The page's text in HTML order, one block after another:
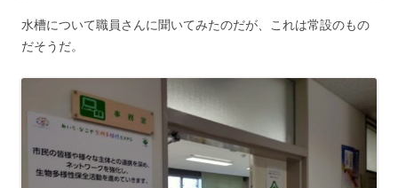
水槽について職員さんに聞いてみたのだが、これは常設のもの
だそうだ。